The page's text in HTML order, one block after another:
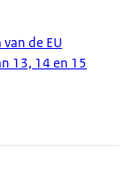
de EU
13, 14 en 15